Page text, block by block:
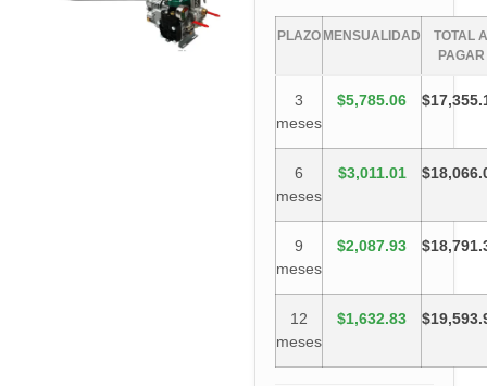
PLAZO MENSUALIDAD
TOTAL A
PAGAR
3
meses
$5,785.06
6
meses
$3,011.01
9
meses
$2,087.93
12
meses
$1,632.83